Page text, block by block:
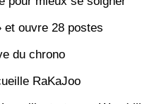
ouvre 28 postes
du chrono
RaKaJoo